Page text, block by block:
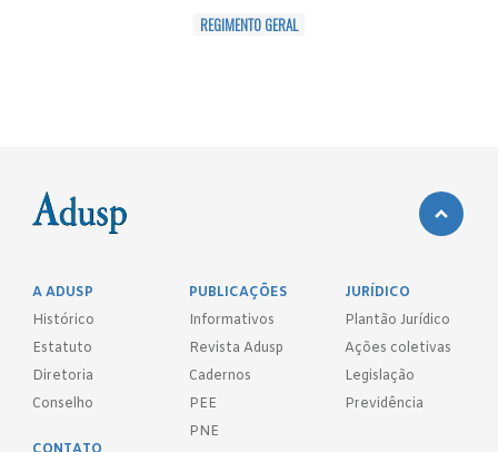
REGIMENTO GERAL
A ADUSP
Histórico
Estatuto
Diretoria
Conselho
PUBLICAÇÕES
Informativos
Revista Adusp
Cadernos
PEE
PNE
JURÍDICO
Plantão Jurídico
Ações coletivas
Legislação
Previdência